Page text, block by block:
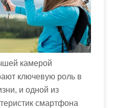
камерой
ключевую роль в
и одной из
смартфона